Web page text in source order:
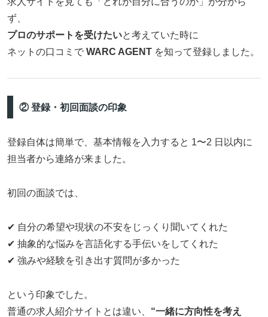
ず、
プロのサポートを受けたいと考えていた時に
ネットの口コミで WARC AGENT を知って登録しました。
② 登録・初回面談の印象
登録自体は簡単で、基本情報を入力すると 1〜2 日以内に
担当者から連絡が来ました。
初回の面談では、
✔ 自分の希望や現状の不安をじっくり聞いてくれた
✔ 抽象的な悩みを言語化する手伝いをしてくれた
✔ 強みや経験を引き出す質問が多かった
という印象でした。
普通の求人紹介サイトとは違い、 “一緒に方向性を考え